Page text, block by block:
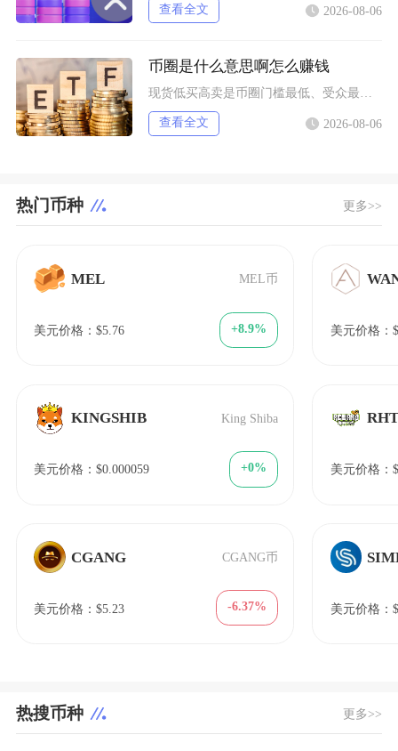
查看全文 2026-08-06
币圈是什么意思啊怎么赚钱
查看全文 2026-08-06
热门币种 更多>>
MEL MEL币
美元价格：$5.76 +8.9%
KINGSHIB King Shiba
美元价格：$0.000059 +0%
CGANG CGANG币
美元价格：$5.23 -6.37%
美元价格：
美元价格：
美元价格：
热搜币种 更多>>